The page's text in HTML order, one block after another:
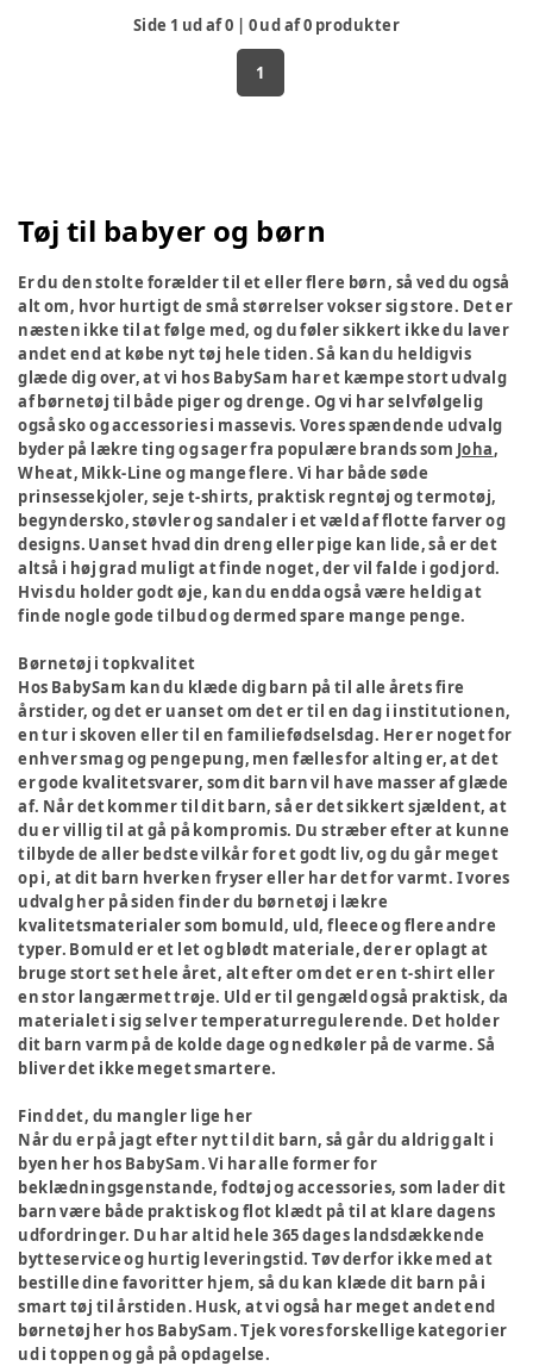
Side 1 ud af0 | 0ud af0 produkter
1
Tøj til babyer og børn
Er du den stolte forælder til et eller flere børn, så ved du også
alt om, hvor hurtigt de små størrelser vokser sig store. Det er
næsten ikke til at følge med, og du føler sikkert ikke du laver
andet end at købe nyt tøj hele tiden. Så kan du heldigvis
glæde dig over, at vi hos BabySam har et kæmpe stort udvalg
af børnetøj til både piger og drenge. Og vi har selvfølgelig
også sko og accessories i massevis. Vores spændende udvalg
byder på lækre ting og sager fra populære brands som Joha,
Wheat, Mikk-Line og mange flere. Vi har både søde
prinsessekjoler, seje t-shirts, praktisk regntøj og termotøj,
begyndersko, støvler og sandaler i et væld af flotte farver og
designs. Uanset hvad din dreng eller pige kan lide, så er det
altså i høj grad muligt at finde noget, der vil falde i god jord.
Hvis du holder godt øje, kan du endda også være heldig at
finde nogle gode tilbud og dermed spare mange penge.
Børnetøj i topkvalitet
Hos BabySam kan du klæde dig barn på til alle årets fire
årstider, og det er uanset om det er til en dag i institutionen,
en tur i skoven eller til en familiefødselsdag. Her er noget for
enhver smag og pengepung, men fælles for alting er, at det
er gode kvalitetsvarer, som dit barn vil have masser af glæde
af. Når det kommer til dit barn, så er det sikkert sjældent, at
du er villig til at gå på kompromis. Du stræber efter at kunne
tilbyde de aller bedste vilkår for et godt liv, og du går meget
op i, at dit barn hverken fryser eller har det for varmt. I vores
udvalg her på siden finder du børnetøj i lækre
kvalitetsmaterialer som bomuld, uld, fleece og flere andre
typer. Bomuld er et let og blødt materiale, der er oplagt at
bruge stort set hele året, alt efter om det er en t-shirt eller
en stor langærmet trøje. Uld er til gengæld også praktisk, da
materialet i sig selv er temperaturregulerende. Det holder
dit barn varm på de kolde dage og nedkøler på de varme. Så
bliver det ikke meget smartere.
Find det, du mangler lige her
Når du er på jagt efter nyt til dit barn, så går du aldrig galt i
byen her hos BabySam. Vi har alle former for
beklædningsgenstande, fodtøj og accessories, som lader dit
barn være både praktisk og flot klædt på til at klare dagens
udfordringer. Du har altid hele 365 dages landsdækkende
bytteservice og hurtig leveringstid. Tøv derfor ikke med at
bestille dine favoritter hjem, så du kan klæde dit barn på i
smart tøj til årstiden. Husk, at vi også har meget andet end
børnetøj her hos BabySam. Tjek vores forskellige kategorier
ud i toppen og gå på opdagelse.